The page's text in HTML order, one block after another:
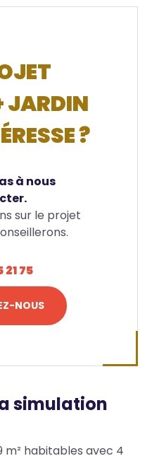
JARDIN
?
à nous
sur le projet
21 75
NOUS
simulation
m² habitables avec 4